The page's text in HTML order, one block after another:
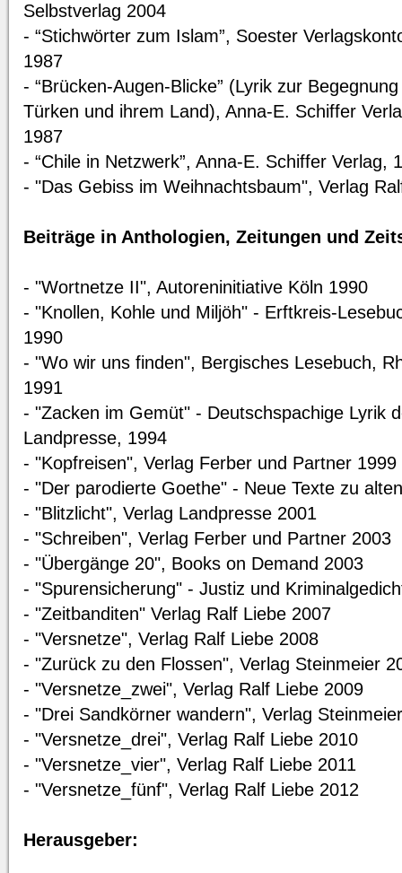
Selbstverlag 2004
- “Stichwörter zum Islam”, Soester
1987
- “Brücken-Augen-Blicke” (Lyrik zur
Türken und ihrem Land), Anna-E. Schiffer
1987
- “Chile in Netzwerk”, Anna-E. Schiffer Verlag,
- "Das Gebiss im Weihnachtsbaum", Verlag
Beiträge in Anthologien, Zeitungen und
- "Wortnetze II", Autoreninitiative Köln 1990
- "Knollen, Kohle und Miljöh" - Erftkreis-
1990
- "Wo wir uns finden", Bergisches Lesebuch,
1991
- "Zacken im Gemüt" - Deutschspachige Lyrik
Landpresse, 1994
- "Kopfreisen", Verlag Ferber und Partner 1999
- "Der parodierte Goethe" - Neue Texte zu
- "Blitzlicht", Verlag Landpresse 2001
- "Schreiben", Verlag Ferber und Partner 2003
- "Übergänge 20", Books on Demand 2003
- "Spurensicherung" - Justiz und
- "Zeitbanditen" Verlag Ralf Liebe 2007
- "Versnetze", Verlag Ralf Liebe 2008
- "Zurück zu den Flossen", Verlag Steinmeier
- "Versnetze_zwei", Verlag Ralf Liebe 2009
- "Drei Sandkörner wandern", Verlag
- "Versnetze_drei", Verlag Ralf Liebe 2010
- "Versnetze_vier", Verlag Ralf Liebe 2011
- "Versnetze_fünf", Verlag Ralf Liebe 2012
Herausgeber: